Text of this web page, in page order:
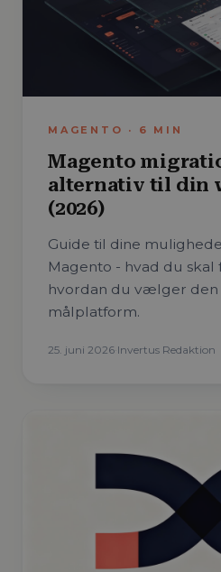
MAGENTO · 6 MIN
Magento
alternativ til din
(2026)
Guide til dine
Magento - hvad du
hvordan du vælger den
målplatform.
25. juni 2026 Invertus Redaktion